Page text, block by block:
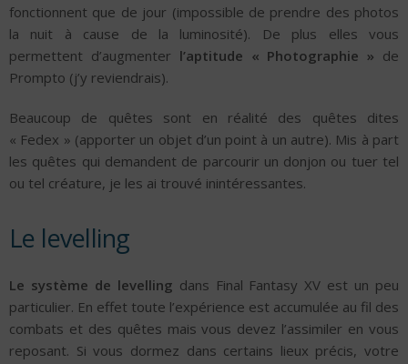
fonctionnent que de jour (impossible de prendre des photos
la nuit à cause de la luminosité). De plus elles vous
permettent d’augmenter l’aptitude « Photographie » de
Prompto (j’y reviendrais).
Beaucoup de quêtes sont en réalité des quêtes dites
« Fedex » (apporter un objet d’un point à un autre). Mis à part
les quêtes qui demandent de parcourir un donjon ou tuer tel
ou tel créature, je les ai trouvé inintéressantes.
Le levelling
Le système de levelling dans Final Fantasy XV est un peu
particulier. En effet toute l’expérience est accumulée au fil des
combats et des quêtes mais vous devez l’assimiler en vous
reposant. Si vous dormez dans certains lieux précis, votre